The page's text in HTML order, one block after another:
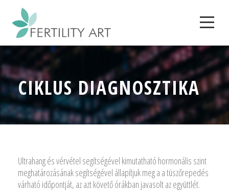
CIKLUS DIAGNOSZTIKA
Ultrahang és vérvétel segítségével kimutatható hormonális szint
meghatározásának segítségével állapítjuk meg a a tüszőrepedés
várható időpontját, az azt követő órákban javasolt az együttlét.